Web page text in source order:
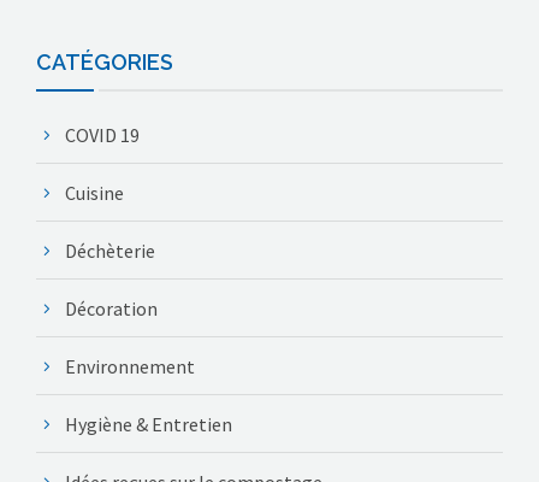
CATÉGORIES
COVID 19
Cuisine
Déchèterie
Décoration
Environnement
Hygiène & Entretien